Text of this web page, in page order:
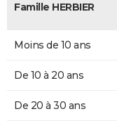
Famille HERBIER
Moins de 10 ans
De 10 à 20 ans
De 20 à 30 ans